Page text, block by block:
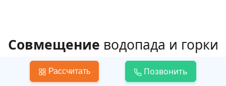
Совмещение водопада и горки
Очень эффектно смотрится в саду альпийская
Рассчитать Позвонить